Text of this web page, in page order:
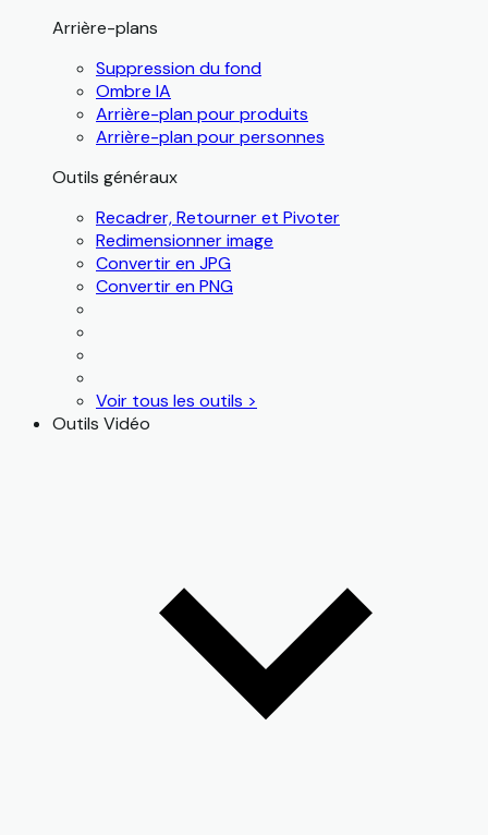
Arrière-plans
Suppression du fond
Ombre IA
Arrière-plan pour produits
Arrière-plan pour personnes
Outils généraux
Recadrer, Retourner et Pivoter
Redimensionner image
Convertir en JPG
Convertir en PNG
Voir tous les outils >
Outils Vidéo